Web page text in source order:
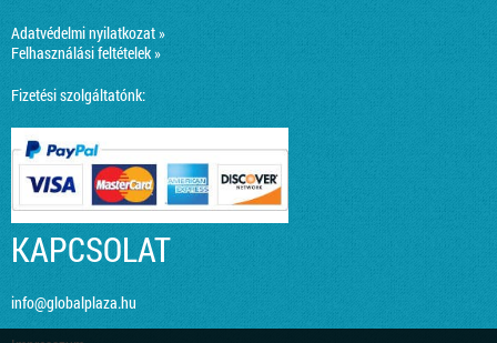
Adatvédelmi nyilatkozat »
Felhasználási feltételek »
Fizetési szolgáltatónk:
KAPCSOLAT
info@globalplaza.hu